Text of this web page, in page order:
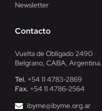
Newsletter
Contacto
Vuelta de Obligado 2490
Belgrano, CABA, Argentina.
Tel. +54 11 4783-2869
Fax. +54 11 4786-2564
ibyme@ibyme.org.ar